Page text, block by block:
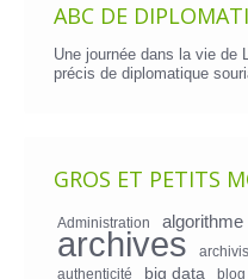
ABC DE
Une journée dans la vie de
précis de diplomatique
GROS ET PETITS
Administration algorithme
archives
authenticité big data blog